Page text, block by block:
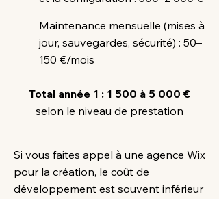
Si vous faites appel à une agence Wix
pour la création, le coût de
développement est souvent inférieur
Maintenance mensuelle (mises à
jour, sauvegardes, sécurité) : 50–
150 €/mois
Total année 1 : 1 500 à 5 000 €
selon le niveau de prestation